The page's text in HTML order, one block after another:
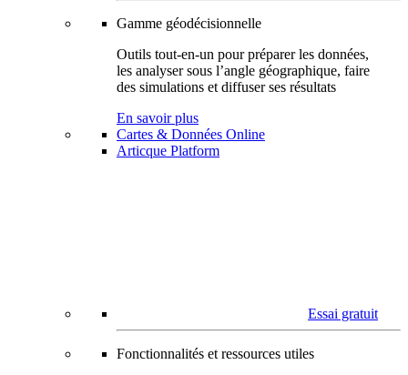
Gamme géodécisionnelle
Outils tout-en-un pour préparer les données,
les analyser sous l’angle géographique, faire
des simulations et diffuser ses résultats
En savoir plus
Cartes & Données Online
Articque Platform
Essai gratuit
Fonctionnalités et ressources utiles